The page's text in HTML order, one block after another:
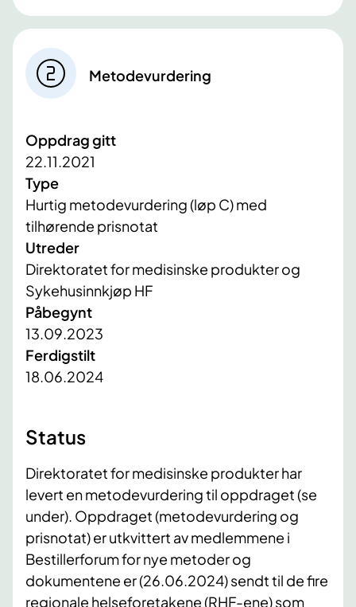
Metodevurdering
Oppdrag gitt
22.11.2021
Type
Hurtig metodevurdering (løp C) med
tilhørende prisnotat
Utreder
Direktoratet for medisinske produkter og
Sykehusinnkjøp HF
Påbegynt
13.09.2023
Ferdigstilt
18.06.2024
Status
Direktoratet for medisinske produkter har
levert en metodevurdering til oppdraget (se
under). Oppdraget (metodevurdering og
prisnotat) er utkvittert av medlemmene i
Bestillerforum for nye metoder og
dokumentene er (26.06.2024) sendt til de fire
regionale helseforetakene (RHF-ene) som